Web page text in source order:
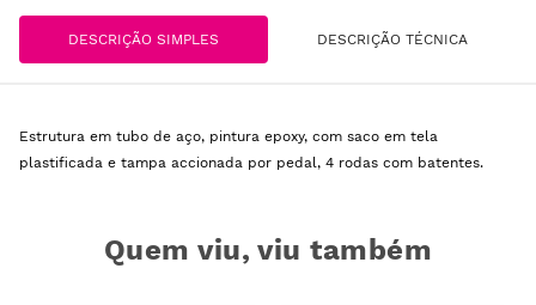
DESCRIÇÃO SIMPLES DESCRIÇÃO TÉCNICA
Estrutura em tubo de aço, pintura epoxy, com saco em tela
plastificada e tampa accionada por pedal, 4 rodas com batentes.
Quem viu, viu também